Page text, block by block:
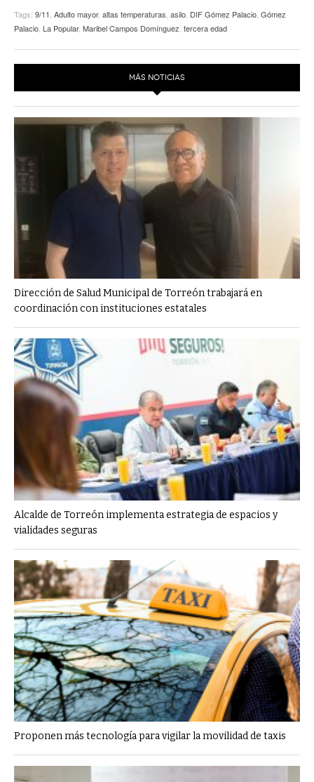
Tags: 9/11 Adulto mayor, altas temperaturas asilo DIF Gómez Palacio Gómez
Palacio La Popular, Maribel Campos Domínguez tercera edad
MÁS NOTICIAS
Dirección de Salud Municipal de Torreón trabajará en
coordinación con instituciones estatales
Alcalde de Torreón implementa estrategia de espacios y
vialidades seguras
Proponen más tecnología para vigilar la movilidad de taxis